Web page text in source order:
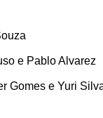
e Pablo Alvarez
Gomes e Yuri